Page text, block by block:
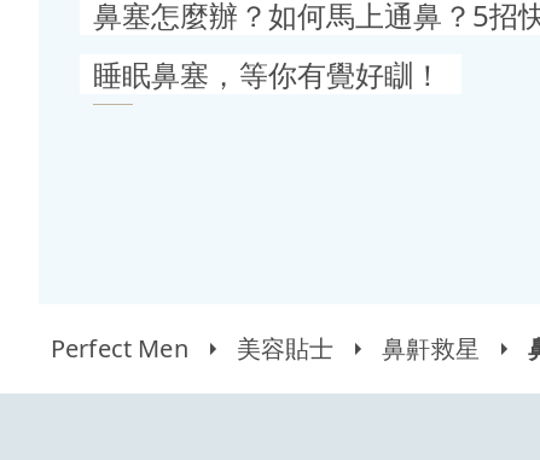
鼻塞怎麼辦？如何馬上通鼻？5招
睡眠鼻塞，等你有覺好瞓！
Perfect Men 美容貼士 鼻鼾救星